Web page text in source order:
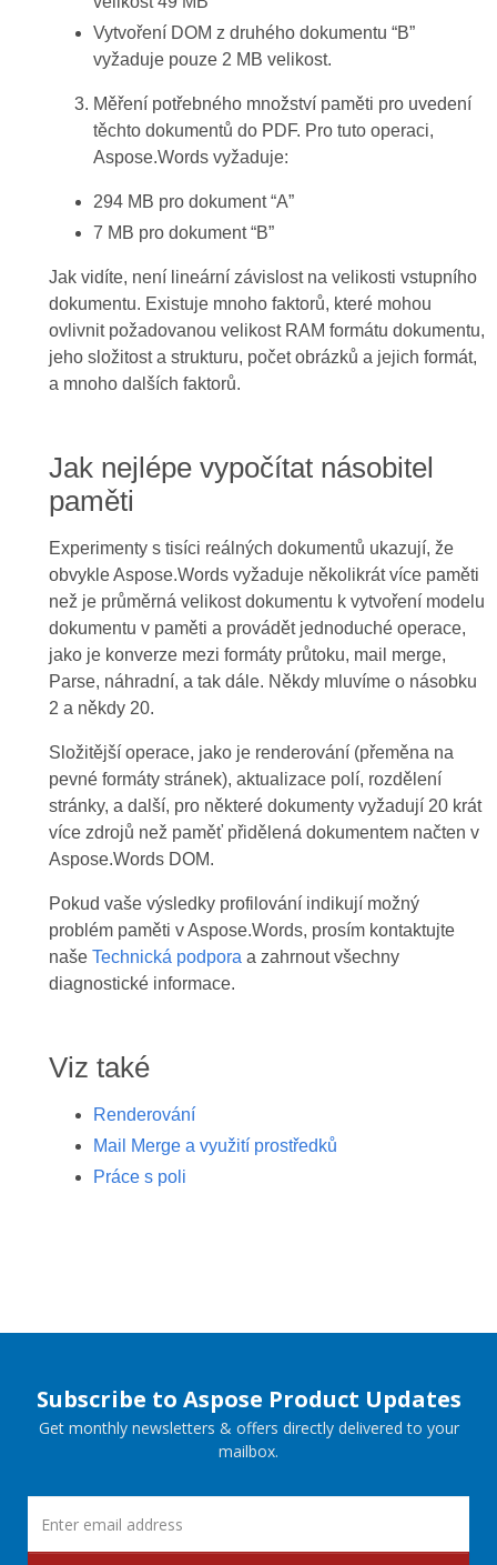
Vytvoření DOM z druhého dokumentu “B”
vyžaduje pouze 2 MB velikost.
Měření potřebného množství paměti pro uvedení
těchto dokumentů do PDF. Pro tuto operaci,
Aspose.Words vyžaduje:
294 MB pro dokument “A”
7 MB pro dokument “B”
Jak vidíte, není lineární závislost na velikosti vstupního
dokumentu. Existuje mnoho faktorů, které mohou
ovlivnit požadovanou velikost RAM formátu dokumentu,
jeho složitost a strukturu, počet obrázků a jejich formát,
a mnoho dalších faktorů.
Jak nejlépe vypočítat násobitel
paměti
Experimenty s tisíci reálných dokumentů ukazují, že
obvykle Aspose.Words vyžaduje několikrát více paměti
než je průměrná velikost dokumentu k vytvoření modelu
dokumentu v paměti a provádět jednoduché operace,
jako je konverze mezi formáty průtoku, mail merge,
Parse, náhradní, a tak dále. Někdy mluvíme o násobku
2 a někdy 20.
Složitější operace, jako je renderování (přeměna na
pevné formáty stránek), aktualizace polí, rozdělení
stránky, a další, pro některé dokumenty vyžadují 20 krát
více zdrojů než paměť přidělená dokumentem načten v
Aspose.Words DOM.
Pokud vaše výsledky profilování indikují možný
problém paměti v Aspose.Words, prosím kontaktujte
naše Technická podpora a zahrnout všechny
diagnostické informace.
Viz také
Renderování
Mail Merge a využití prostředků
Práce s poli
Subscribe to Aspose Product Updates
Get monthly newsletters & offers directly delivered to your
mailbox.